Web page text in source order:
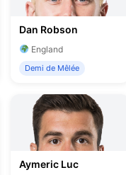
Dan Robson
England
Demi de Mêlée
Aymeric Luc